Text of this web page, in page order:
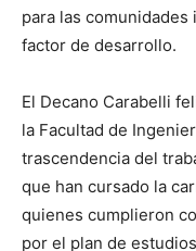
para las
factor de desarrollo.
El Decano Carabelli
la Facultad de
trascendencia del
que han cursado la
quienes cumplieron
por el plan de